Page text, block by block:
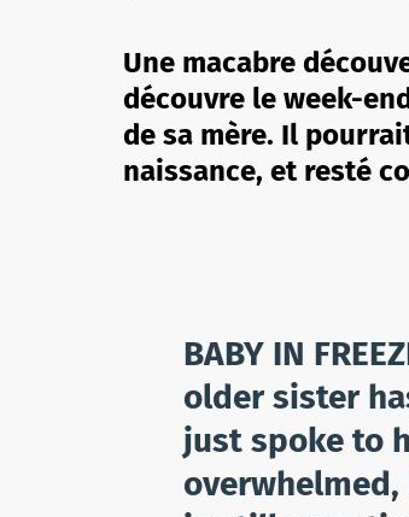
Une macabre
découvre le week-
de sa mère. Il
naissance, et resté
BABY IN
older sister
just spoke to